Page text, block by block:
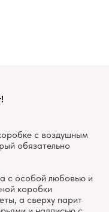
с воздушным
обязательно
с особой любовью и
коробки
а сверху парит